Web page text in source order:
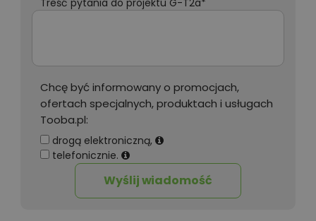
Treść pytania do projektu G-T2a*
Chcę być informowany o promocjach,
ofertach specjalnych, produktach i usługach
Tooba.pl:
drogą elektroniczną,
telefonicznie.
Wyślij wiadomość